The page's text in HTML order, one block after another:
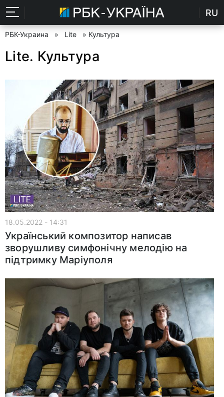
RU
РБК-Украина » Lite » Культура
Lite. Культура
18.05.2022 - 14:31
Український композитор написав
зворушливу симфонічну мелодію на
підтримку Маріуполя